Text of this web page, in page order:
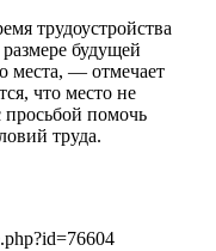
трудоустройства
будущей
места, — отмечает
что место не
просьбой помочь
труда.